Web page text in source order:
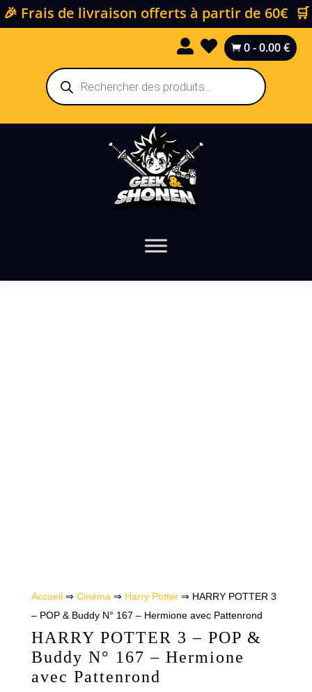
🎉 Frais de livraison offerts à partir de 60€ 🛒
   0-0.00€
Recherche
de
produits
Accueil⇒ Cinéma ⇒ Harry Potter⇒ HARRY POTTER 3
– POP & Buddy N° 167 – Hermione avec Pattenrond
HARRY POTTER 3 – POP &
Buddy N° 167 – Hermione
avec Pattenrond